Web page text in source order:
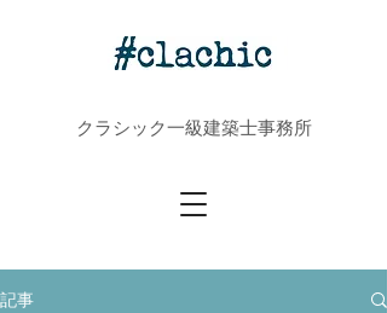
クラシック一級建築士事務所
記事